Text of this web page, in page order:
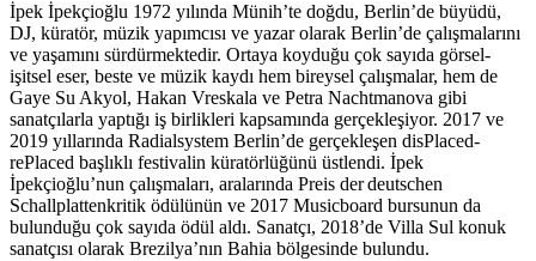
İpek İpekçioğlu 1972 yılında Münih’te doğdu, Berlin’de büyüdü,
DJ, küratör, müzik yapımcısı ve yazar olarak Berlin’de çalışmalarını
ve yaşamını sürdürmektedir. Ortaya koyduğu çok sayıda görsel-
işitsel eser, beste ve müzik kaydı hem bireysel çalışmalar, hem de
Gaye Su Akyol, Hakan Vreskala ve Petra Nachtmanova gibi
sanatçılarla yaptığı iş birlikleri kapsamında gerçekleşiyor. 2017 ve
2019 yıllarında Radialsystem Berlin’de gerçekleşen disPlaced-
rePlaced başlıklı festivalin küratörlüğünü üstlendi. İpek
İpekçioğlu’nun çalışmaları, aralarında Preis der deutschen
Schallplattenkritik ödülünün ve 2017 Musicboard bursunun da
bulunduğu çok sayıda ödül aldı. Sanatçı, 2018’de Villa Sul konuk
sanatçısı olarak Brezilya’nın Bahia bölgesinde bulundu.